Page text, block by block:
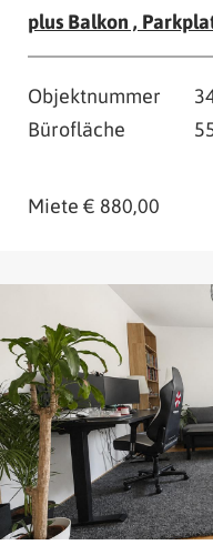
plus Balkon ,
Objektnummer
Bürofläche
Miete € 880,00